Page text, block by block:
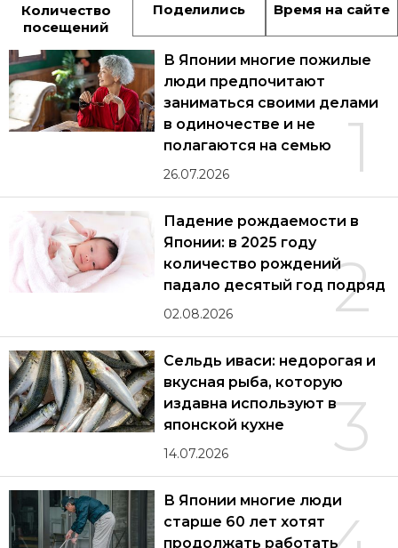
Количество
посещений
Поделились Время на сайте
1
В Японии многие пожилые
люди предпочитают
заниматься своими делами
в одиночестве и не
полагаются на семью
26.07.2026
2
Падение рождаемости в
Японии: в 2025 году
количество рождений
падало десятый год подряд
02.08.2026
3
Сельдь иваси: недорогая и
вкусная рыба, которую
издавна используют в
японской кухне
14.07.2026
В Японии многие люди
старше 60 лет хотят
продолжать работать